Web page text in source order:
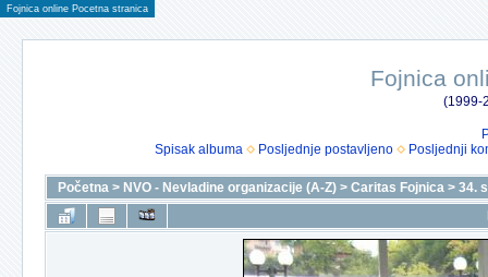
Fojnica online Pocetna stranica
Fojnica
(1999-
Spisak albuma
Posljednje postavljeno Posljednji
Početna > NVO - Nevladine organizacije (A-Z) > Caritas Fojnica > 34.